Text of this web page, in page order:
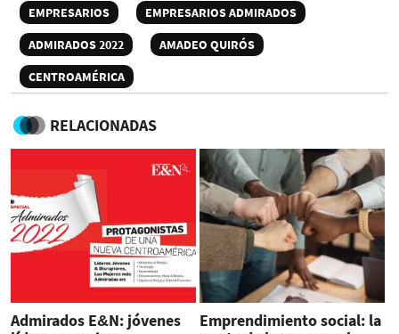
EMPRESARIOS
EMPRESARIOS ADMIRADOS
ADMIRADOS 2022
AMADEO QUIRÓS
CENTROAMÉRICA
RELACIONADAS
Admirados E&N: jóvenes
Emprendimiento social: la